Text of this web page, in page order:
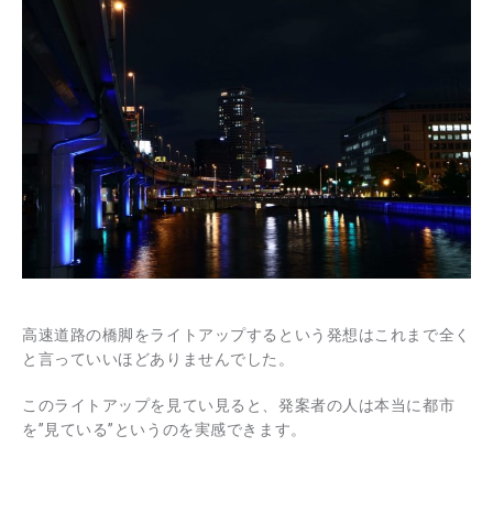
高速道路の橋脚をライトアップするという発想はこれまで全く
と言っていいほどありませんでした。
このライトアップを見てい見ると、発案者の人は本当に都市
を”見ている”というのを実感できます。